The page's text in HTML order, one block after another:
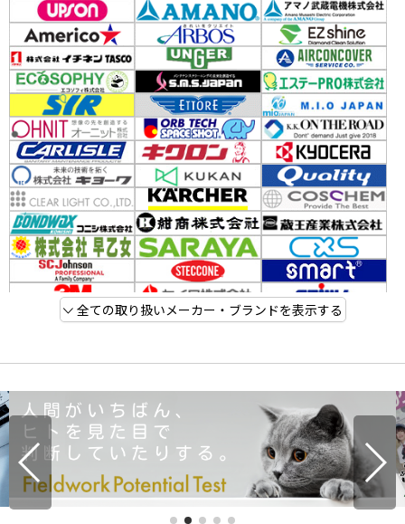
全ての取り扱いメーカー・ブランドを表示する